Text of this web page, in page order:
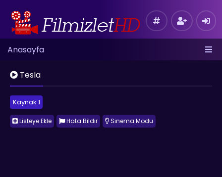
Anasayfa
Tesla
Kaynak 1
Listeye Ekle Hata Bildir Sinema Modu